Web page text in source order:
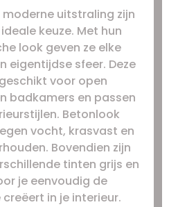
uitstraling zijn
keuze. Met hun
look geven ze elke
eigentijdse sfeer. Deze
voor open
badkamers en passen
Betonlook
vocht, krasvast en
Bovendien zijn
tinten grijs en
je eenvoudig de
in je interieur.